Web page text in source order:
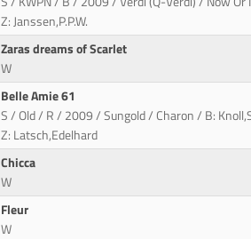
Z: Janssen,P.P.W.
Zaras dreams of Scarlet
W
Belle Amie 61
S / Old / R / 2009 / Sungold / Charon / B:
Z: Latsch,Edelhard
Chicca
W
Fleur
W